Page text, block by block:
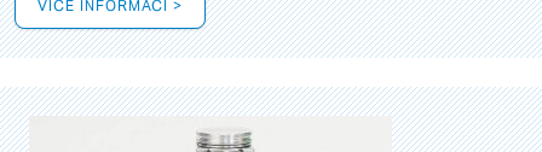
VÍCE INFORMACÍ >